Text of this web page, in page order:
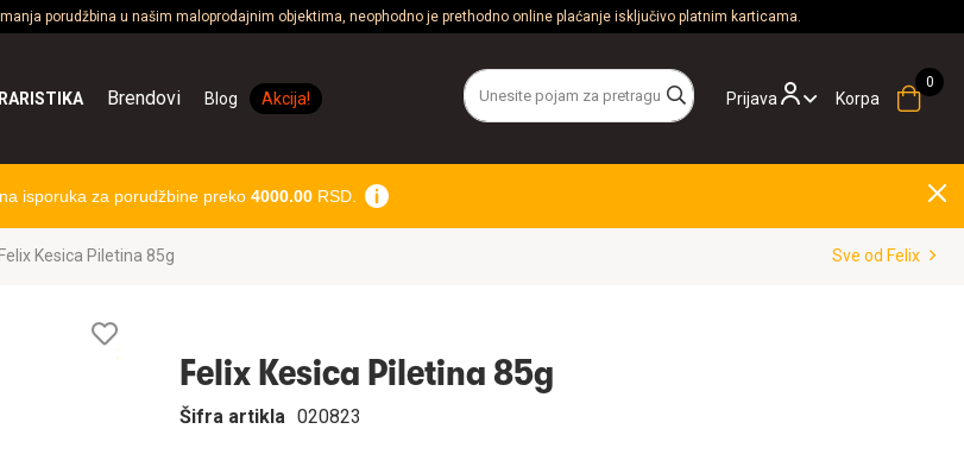
porudžbina u našim maloprodajnim objektima, neophodno je prethodno online plaćanje isključivo platnim karticama.
Prijava
Brendovi Blog Akcija! Korpa
isporuka za porudžbine preko 4000.00RSD.
Felix Kesica Piletina 85g Sve od Felix
želja
Felix Kesica Piletina 85g
Šifra artikla 020823